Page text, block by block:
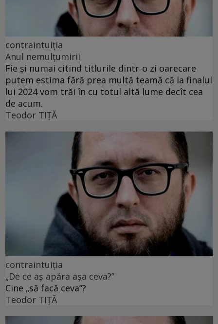
contraintuiția
Anul nemulțumirii
Fie și numai citind titlurile dintr-o zi oarecare
putem estima fără prea multă teamă că la finalul
lui 2024 vom trăi în cu totul altă lume decît cea
de acum.
Teodor TIŢĂ
contraintuiția
„De ce aș apăra așa ceva?”
Cine „să facă ceva”?
Teodor TIŢĂ